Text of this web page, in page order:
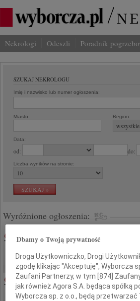
Nekrologi Odeszli Poradnik
SZUKAJ NEKROLOGU
Imię i nazwisko lub numer ogłoszenia:
Miasto: Region:
Data:
od: do:
Liczba wyników na stronie:
Wyróżnione ogłoszenia:
Z żalem przyjęliśmy wiadomość o śmierci Pani
autorytetu w dziedzinie polskiej psychologii
ASIA KUŁAKOWSKA07.08.2026WARSZAWA
Asia Kułakowska 8 czerwca 1984 - 9 sierpnia 2011
Dbamy o Twoją prywatność
Droga Użytkowniczko, Drogi
zgodę klikając "Akceptuję", Wyborcza
Zaufani Partnerzy, w tym [874 ]
jak również Agora S.A. będąca spółką
Wyborcza sp. z o.o., będą przetwarzać